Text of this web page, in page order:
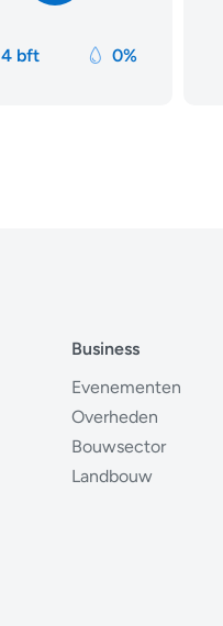
4 bft 0%
Business
Evenementen
Overheden
Bouwsector
Landbouw